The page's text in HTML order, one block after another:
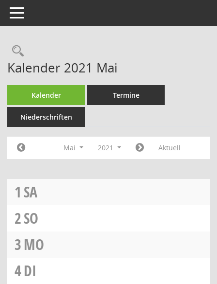
Toggle navigation
Rechercheauswahl
Kalender 2021 Mai
Kalender Termine
Niederschriften
Mai 2021 Aktuell
1 SA
2SO
3MO
4DI